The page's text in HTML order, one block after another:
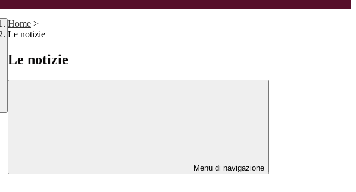
Home >
Le notizie
Le notizie
Menu di navigazione